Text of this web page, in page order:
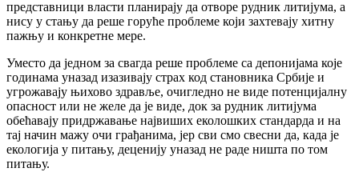
представници власти планирају да отворе рудник литијума, а
нису у стању да реше горуће проблеме који захтевају хитну
пажњу и конкретне мере.
Уместо да једном за свагда реше проблеме са депонијама које
годинама уназад изазивају страх код становника Србије и
угрожавају њихово здравље, очигледно не виде потенцијалну
опасност или не желе да је виде, док за рудник литијума
обећавају придржавање највиших еколошких стандарда и на
тај начин мажу очи грађанима, јер сви смо свесни да, када је
екологија у питању, деценију уназад не раде ништа по том
питању.